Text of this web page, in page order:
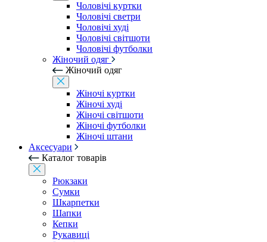
Чоловічі куртки
Чоловічі светри
Чоловічі худі
Чоловічі світшоти
Чоловічі футболки
Жіночий одяг
Жіночий одяг
Жіночі куртки
Жіночі худі
Жіночі світшоти
Жіночі футболки
Жіночі штани
Аксесуари
Каталог товарів
Рюкзаки
Сумки
Шкарпетки
Шапки
Кепки
Рукавиці